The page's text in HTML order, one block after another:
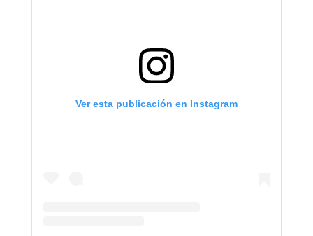
Ver esta publicación en Instagram